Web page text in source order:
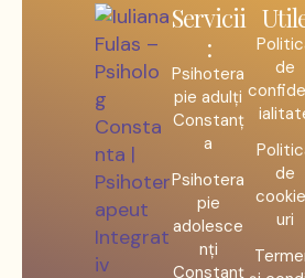
Servicii
:
Psihotera
pie adulți
Constanț
a
Psihotera
pie
adolesce
nți
Constanț
de
de
uri